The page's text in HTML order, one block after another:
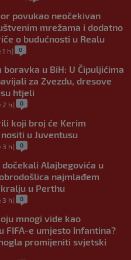
povukao neočekivan
mrežama i dodatno
o budućnosti u Realu
1 h | 0
boravka u BiH: U Čipuljićima
za Zvezdu, dresove
htjeli
2 h | 0
koji broj će Kerim
u Juventusu
3 h | 0
dočekali Alajbegovića u
najmlađem
u Perthu
3 h | 0
mnogi vide kao
FIFA-e umjesto Infantina?
promijeniti svjetski